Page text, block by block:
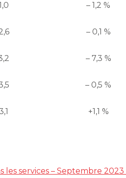
– 1,2 %
– 0,1 %
– 7,3 %
– 0,5 %
+1,1 %
les services – Septembre 2023